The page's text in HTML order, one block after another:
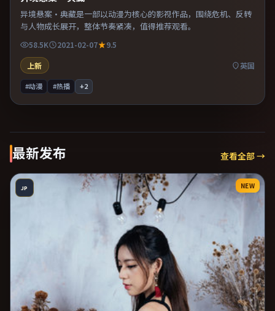
异境悬案·典藏是一部以动漫为核心的影视作品，围绕危机、反转
与人物成长展开，整体节奏紧凑，值得推荐观看。
58.5K 2021-02-07
9.5
上新
英国
#动漫 #热播 +2
最新发布 查看全部 →
JP NEW